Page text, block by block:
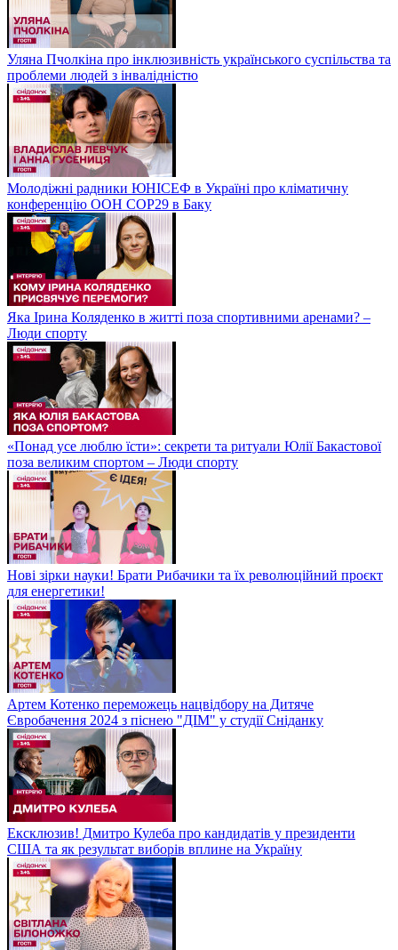
Уляна Пчолкіна про інклюзивність українського суспільства та
проблеми людей з інвалідністю
Молодіжні радники ЮНІСЕФ в Україні про кліматичну
конференцію ООН COP29 в Баку
Яка Ірина Коляденко в житті поза спортивними аренами? –
Люди спорту
«Понад усе люблю їсти»: секрети та ритуали Юлії Бакастової
поза великим спортом – Люди спорту
Нові зірки науки! Брати Рибачики та їх революційний проєкт
для енергетики!
Артем Котенко переможець нацвідбору на Дитяче
Євробачення 2024 з піснею "ДІМ" у студії Сніданку
Ексклюзив! Дмитро Кулеба про кандидатів у президенти
США та як результат виборів вплине на Україну